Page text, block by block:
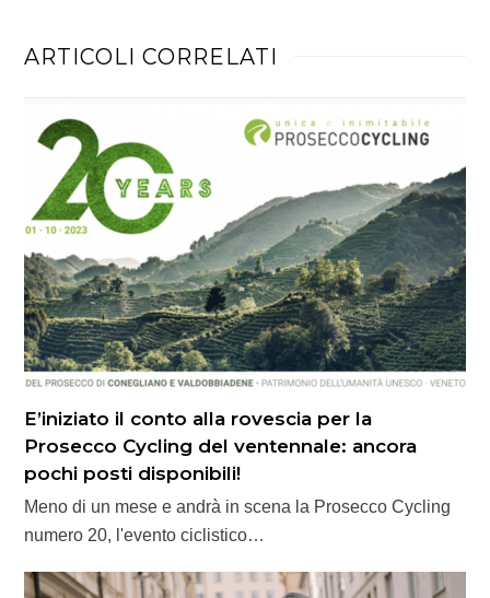
ARTICOLI CORRELATI
E’iniziato il conto alla rovescia per la
Prosecco Cycling del ventennale: ancora
pochi posti disponibili!
Meno di un mese e andrà in scena la Prosecco Cycling
numero 20, l'evento ciclistico…